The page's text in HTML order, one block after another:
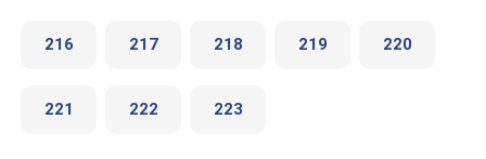
216 217 218 219 220
221 222 223